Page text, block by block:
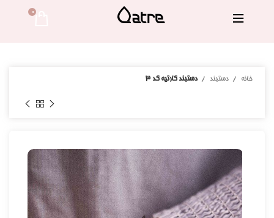
0
خانه دستبند دستبند کارتیه کد 3